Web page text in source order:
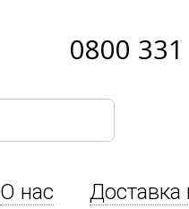
0800
О нас
Доставка